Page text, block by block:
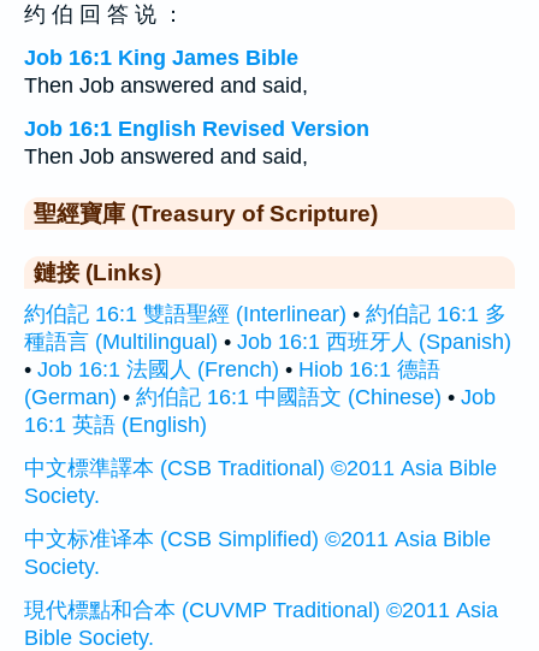
约 伯 回 答 说 ：
Job 16:1 King James Bible
Then Job answered and said,
Job 16:1 English Revised Version
Then Job answered and said,
聖經寶庫 (Treasury of Scripture)
鏈接 (Links)
約伯記 16:1 雙語聖經 (Interlinear) • 約伯記 16:1 多
種語言 (Multilingual) • Job 16:1 西班牙人 (Spanish)
• Job 16:1 法國人 (French) • Hiob 16:1 德語
(German) • 約伯記 16:1 中國語文 (Chinese) • Job
16:1 英語 (English)
中文標準譯本 (CSB Traditional) ©2011 Asia Bible
Society.
中文标准译本 (CSB Simplified) ©2011 Asia Bible
Society.
現代標點和合本 (CUVMP Traditional) ©2011 Asia
Bible Society.